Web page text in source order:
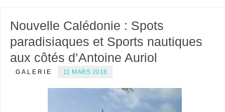
Nouvelle Calédonie : Spots
paradisiaques et Sports nautiques
aux côtés d’Antoine Auriol
GALERIE 11 MARS 2016